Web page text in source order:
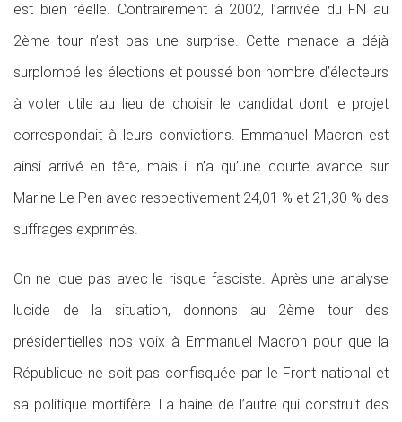
est bien réelle. Contrairement à 2002, l’arrivée du FN au
2ème tour n’est pas une surprise. Cette menace a déjà
surplombé les élections et poussé bon nombre d’électeurs
à voter utile au lieu de choisir le candidat dont le projet
correspondait à leurs convictions. Emmanuel Macron est
ainsi arrivé en tête, mais il n’a qu’une courte avance sur
Marine Le Pen avec respectivement 24,01 % et 21,30 % des
suffrages exprimés.
On ne joue pas avec le risque fasciste. Après une analyse
lucide de la situation, donnons au 2ème tour des
présidentielles nos voix à Emmanuel Macron pour que la
République ne soit pas confisquée par le Front national et
sa politique mortifère. La haine de l’autre qui construit des